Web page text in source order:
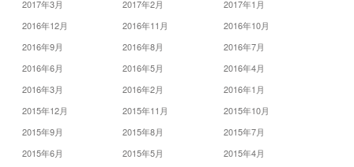
2017年3月
2017年2月
2017年1月
2016年12月
2016年11月
2016年10月
2016年9月
2016年8月
2016年7月
2016年6月
2016年5月
2016年4月
2016年3月
2016年2月
2016年1月
2015年12月
2015年11月
2015年10月
2015年9月
2015年8月
2015年7月
2015年6月
2015年5月
2015年4月